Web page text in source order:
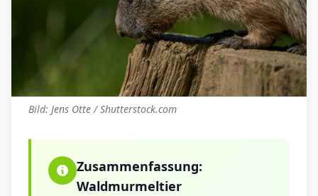
Bild: Jens Otte / Shutterstock.com
Zusammenfassung:
Waldmurmeltier